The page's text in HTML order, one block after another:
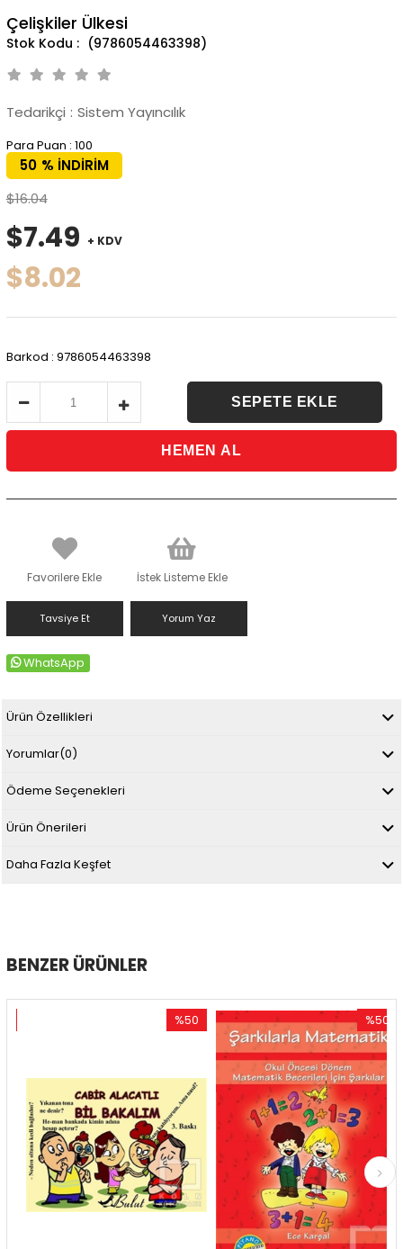
Çelişkiler Ülkesi
(9786054463398)
Tedarikçi : Sistem Yayıncılık
Para Puan : 100
%
50
İNDIRIM
$16.04
$7.49 + KDV
$8.02
Barkod : 9786054463398
Favorilere Ekle İstek Listeme Ekle
Tavsiye Et Yorum Yaz
WhatsApp
Ürün Özellikleri
Yorumlar(0)
Ödeme Seçenekleri
Ürün Önerileri
Daha Fazla Keşfet
BENZER ÜRÜNLER
%50
%50İndirim
%50
İndirim